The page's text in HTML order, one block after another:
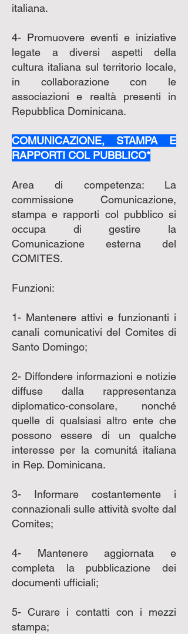
italiana.
4- Promuovere eventi e iniziative
legate a diversi aspetti della
cultura italiana sul territorio locale,
in collaborazione con le
associazioni e realtà presenti in
Repubblica Dominicana.
COMUNICAZIONE, STAMPA E
RAPPORTI COL PUBBLICO*
Area di competenza: La
commissione Comunicazione,
stampa e rapporti col pubblico si
occupa di gestire la
Comunicazione esterna del
COMITES.
Funzioni:
1- Mantenere attivi e funzionanti i
canali comunicativi del Comites di
Santo Domingo;
2- Diffondere informazioni e notizie
diffuse dalla rappresentanza
diplomatico-consolare, nonché
quelle di qualsiasi altro ente che
possono essere di un qualche
interesse per la comunitá italiana
in Rep. Dominicana.
3- Informare costantemente i
connazionali sulle attività svolte dal
Comites;
4- Mantenere aggiornata e
completa la pubblicazione dei
documenti ufficiali;
5- Curare i contatti con i mezzi
stampa;